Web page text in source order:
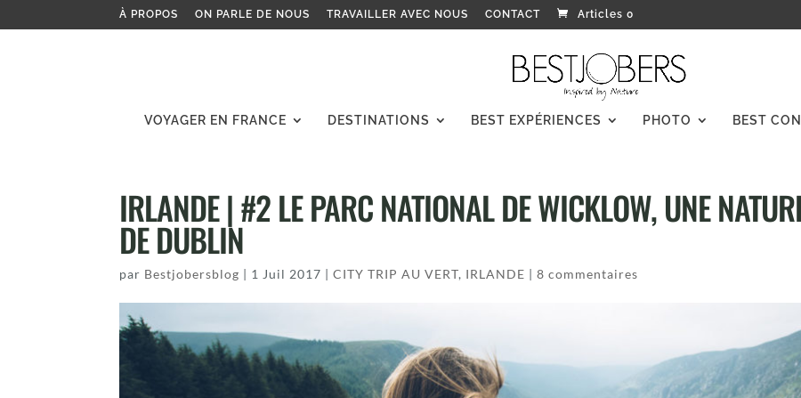
À PROPOS ON PARLE DE NOUS TRAVAILLER AVEC NOUS CONTACT Articles 0
VOYAGER EN FRANCE DESTINATIONS BEST EXPÉRIENCES PHOTO BEST
IRLANDE | #2 LE PARC NATIONAL DE WICKLOW, UNE
DE DUBLIN
par Bestjobersblog | 1 Juil 2017 |CITY TRIP AU VERT, IRLANDE |8 commentaires